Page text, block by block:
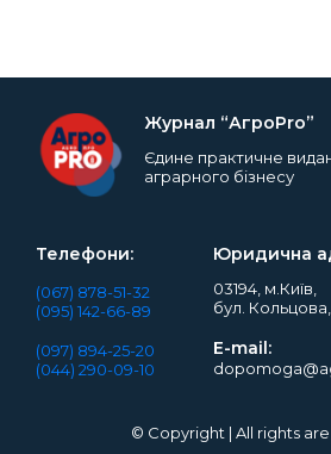
Журнал “АгроPro”
Єдине практичне
аграрного бізнесу
Юридична
03194, м.Київ,
бул.
Телефони:
(067) 878-51-32
(095) 142-66-89
(097) 894-25-20
(044) 290-09-10
E-mail:
© Copyright | All rights